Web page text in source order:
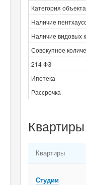
Категория объекта
Наличие
Наличие видовых
Совокупное
214 ФЗ
Ипотека
Рассрочка
Квартиры
Студии